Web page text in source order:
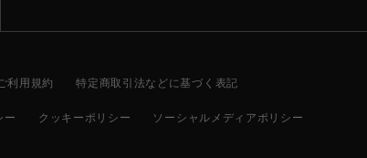
利用規約 特定商取引法などに基づく表記
ー クッキーポリシー ソーシャルメディアポリシー